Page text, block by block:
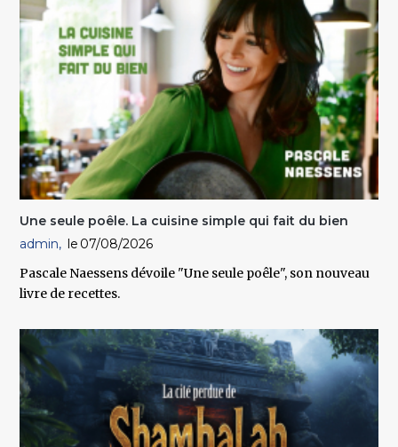
Une seule poêle. La cuisine simple qui fait du bien
admin
07/08/2026
Pascale Naessens dévoile "Une seule poêle", son nouveau
livre de recettes.